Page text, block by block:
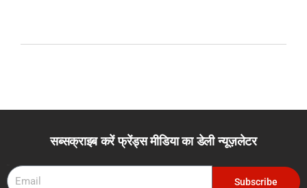
सब्सक्राइब करें फ्रेंड्स मीडिया का डेली न्यूज़लेटर
Subscribe